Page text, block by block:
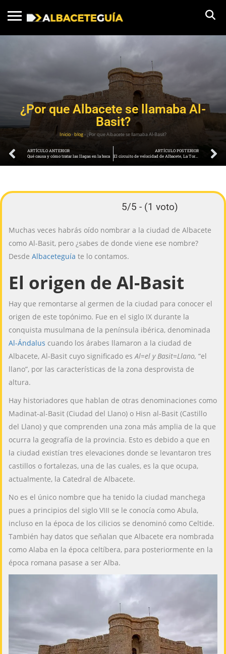
¿Por que Albacete se llamaba Al-
Basit?
Inicio-blog-¿Por que Albacete se llamaba Al-Basit?
ARTÍCULO ANTERIOR
Qué causa y cómo tratar las llagas en la boca
ARTÍCULO POSTERIOR
El circuito de velocidad de Albacete, La Torrecica
5/5 - (1 voto)
Muchas veces habrás oído nombrar a la ciudad de Albacete
como Al-Basit, pero ¿sabes de donde viene ese nombre?
DesdeAlbaceteguía te lo contamos.
El origen de Al-Basit
Hay que remontarse al germen de la ciudad para conocer el
origen de este topónimo. Fue en el siglo IX durante la
conquista musulmana de la península ibérica, denominada
Al-Ándalus cuando los árabes llamaron a la ciudad de
Albacete, Al-Basit cuyo significado esAl=el y Basit=Llano,“el
llano”, por las características de la zona desprovista de
altura.
Hay historiadores que hablan de otras denominaciones como
Madinat-al-Basit (Ciudad del Llano) o Hisn al-Basit (Castillo
del Llano) y que comprenden una zona más amplia de la que
ocurra la geografía de la provincia. Esto es debido a que en
la ciudad existían tres elevaciones donde se levantaron tres
castillos o fortalezas, una de las cuales, es la que ocupa,
actualmente, la Catedral de Albacete.
No es el único nombre que ha tenido la ciudad manchega
pues a principios del siglo VIII se le conocía como Abula,
incluso en la época de los cilicios se denominó como Celtide.
También hay datos que señalan que Albacete era nombrada
como Alaba en la época celtíbera, para posteriormente en la
época romana pasase a ser Alba.